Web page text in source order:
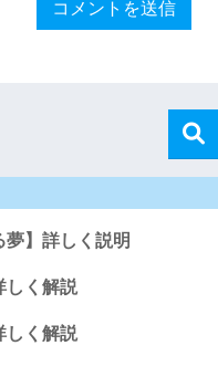
】詳しく説明
しく解説
しく解説